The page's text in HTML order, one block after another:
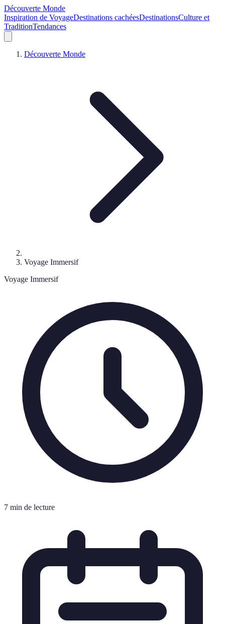
Découverte Monde
Inspiration de VoyageDestinations cachéesDestinationsCulture et
TraditionTendances
Découverte Monde
Voyage Immersif
Voyage Immersif
7 min de lecture